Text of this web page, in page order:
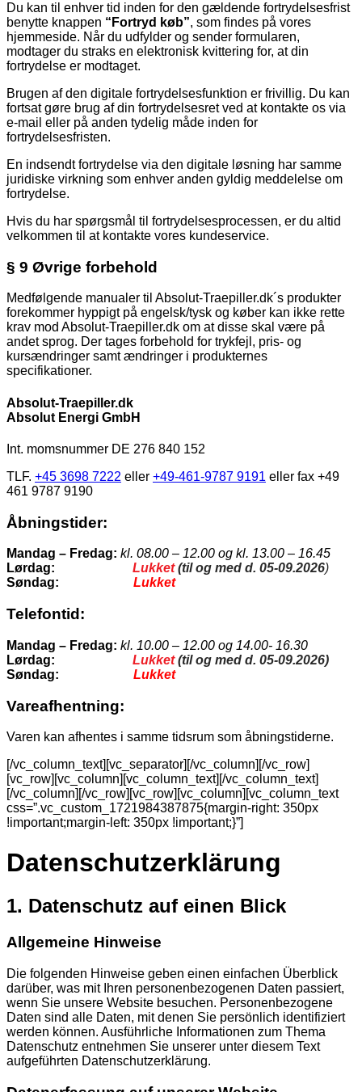
Du kan til enhver tid inden for den gældende fortrydelsesfrist
benytte knappen “Fortryd køb”, som findes på vores
hjemmeside. Når du udfylder og sender formularen,
modtager du straks en elektronisk kvittering for, at din
fortrydelse er modtaget.
Brugen af den digitale fortrydelsesfunktion er frivillig. Du kan
fortsat gøre brug af din fortrydelsesret ved at kontakte os via
e-mail eller på anden tydelig måde inden for
fortrydelsesfristen.
En indsendt fortrydelse via den digitale løsning har samme
juridiske virkning som enhver anden gyldig meddelelse om
fortrydelse.
Hvis du har spørgsmål til fortrydelsesprocessen, er du altid
velkommen til at kontakte vores kundeservice.
§ 9 Øvrige forbehold
Medfølgende manualer til Absolut-Traepiller.dk´s produkter
forekommer hyppigt på engelsk/tysk og køber kan ikke rette
krav mod Absolut-Traepiller.dk om at disse skal være på
andet sprog. Der tages forbehold for trykfejl, pris- og
kursændringer samt ændringer i produkternes
specifikationer.
Absolut-Traepiller.dk
Absolut Energi GmbH
Int. momsnummer DE 276 840 152
TLF. +45 3698 7222 eller +49-461-9787 9191 eller fax +49
461 9787 9190
Åbningstider:
Mandag – Fredag: kl. 08.00 – 12.00 og kl. 13.00 – 16.45
Lørdag: Lukket(til og med d. 05-09.2026)
Søndag:
Lukket
Telefontid :
Mandag – Fredag: kl. 10.00 – 12.00 og 14.00- 16.30
Lørdag: Lukket(til og med d. 05-09.2026)
Søndag: Lukket
Vareafhentning:
Varen kan afhentes i samme tidsrum som åbningstiderne.
[/vc_column_text][vc_separator][/vc_column][/vc_row]
[vc_row][vc_column][vc_column_text][/vc_column_text]
[/vc_column][/vc_row][vc_row][vc_column][vc_column_text
css=”.vc_custom_1721984387875{margin-right: 350px
!important;margin-left: 350px !important;}”]
Datenschutzerklärung
1. Datenschutz auf einen Blick
Allgemeine Hinweise
Die folgenden Hinweise geben einen einfachen Überblick
darüber, was mit Ihren personenbezogenen Daten passiert,
wenn Sie unsere Website besuchen. Personenbezogene
Daten sind alle Daten, mit denen Sie persönlich identifiziert
werden können. Ausführliche Informationen zum Thema
Datenschutz entnehmen Sie unserer unter diesem Text
aufgeführten Datenschutzerklärung.